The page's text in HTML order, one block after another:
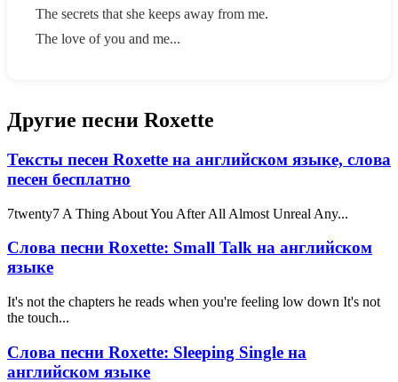
The secrets that she keeps away from me.
The love of you and me...
Другие песни Roxette
Тексты песен Roxette на английском языке, слова
песен бесплатно
7twenty7 A Thing About You After All Almost Unreal Any...
Слова песни Roxette: Small Talk на английском
языке
It's not the chapters he reads when you're feeling low down It's not
the touch...
Слова песни Roxette: Sleeping Single на
английском языке